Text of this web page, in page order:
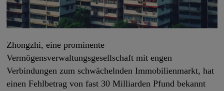
Zhongzhi, eine prominente
Vermögensverwaltungsgesellschaft mit engen
Verbindungen zum schwächelnden Immobilienmarkt, hat
einen Fehlbetrag von fast 30 Milliarden Pfund bekannt